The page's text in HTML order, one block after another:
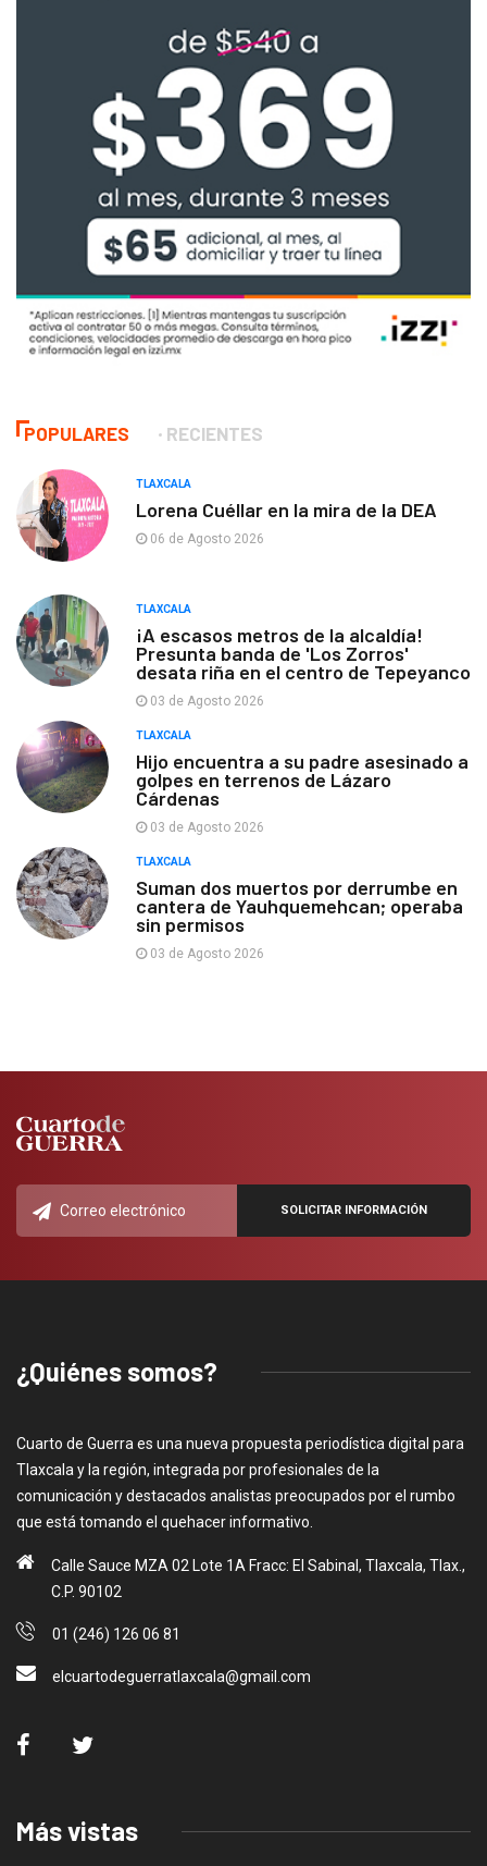
POPULARES RECIENTES
TLAXCALA
Lorena Cuéllar en la mira de la DEA
06 de Agosto 2026
TLAXCALA
¡A escasos metros de la alcaldía!
Presunta banda de 'Los Zorros'
desata riña en el centro de Tepeyanco
03 de Agosto 2026
TLAXCALA
Hijo encuentra a su padre asesinado a
golpes en terrenos de Lázaro
Cárdenas
03 de Agosto 2026
TLAXCALA
Suman dos muertos por derrumbe en
cantera de Yauhquemehcan; operaba
sin permisos
03 de Agosto 2026
¿Quiénes somos?
Cuarto de Guerra es una nueva propuesta periodística digital para
Tlaxcala y la región, integrada por profesionales de la
comunicación y destacados analistas preocupados por el rumbo
que está tomando el quehacer informativo.
Calle Sauce MZA 02 Lote 1A Fracc: El Sabinal, Tlaxcala, Tlax.,
C.P. 90102
01 (246) 126 06 81
elcuartodeguerratlaxcala@gmail.com
Más vistas